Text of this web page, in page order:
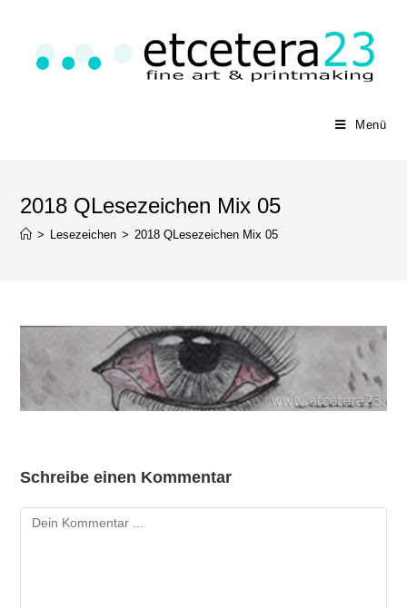
Menü
2018 QLesezeichen Mix 05
> Lesezeichen > 2018 QLesezeichen Mix 05
Schreibe einen Kommentar